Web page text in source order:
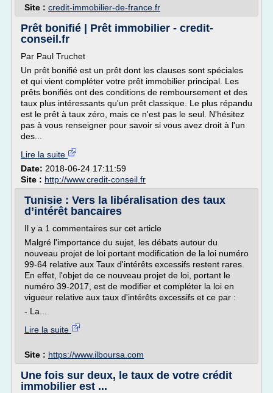
Site : credit-immobilier-de-france.fr
Prêt bonifié | Prêt immobilier - credit-
conseil.fr
Par Paul Truchet
Un prêt bonifié est un prêt dont les clauses sont spéciales
et qui vient compléter votre prêt immobilier principal. Les
prêts bonifiés ont des conditions de remboursement et des
taux plus intéressants qu'un prêt classique. Le plus répandu
est le prêt à taux zéro, mais ce n'est pas le seul. N'hésitez
pas à vous renseigner pour savoir si vous avez droit à l'un
des...
Lire la suite
Date: 2018-06-24 17:11:59
Site : http://www.credit-conseil.fr
Tunisie : Vers la libéralisation des taux
d’intérêt bancaires
Il y a 1 commentaires sur cet article
Malgré l'importance du sujet, les débats autour du
nouveau projet de loi portant modification de la loi numéro
99-64 relative aux Taux d'intérêts excessifs restent rares.
En effet, l'objet de ce nouveau projet de loi, portant le
numéro 39-2017, est de modifier et compléter la loi en
vigueur relative aux taux d'intérêts excessifs et ce par :
- La...
Lire la suite
Site : https://www.ilboursa.com
Une fois sur deux, le taux de votre crédit
immobilier est ...